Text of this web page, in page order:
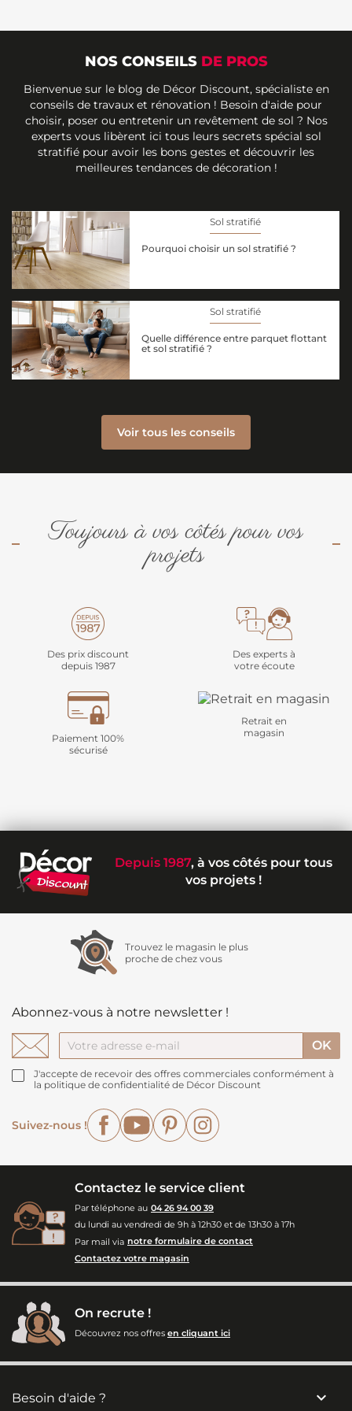
NOS CONSEILS DE PROS
Bienvenue sur le blog de Décor Discount, spécialiste en
conseils de travaux et rénovation ! Besoin d'aide pour
choisir, poser ou entretenir un revêtement de sol ? Nos
experts vous libèrent ici tous leurs secrets spécial sol
stratifié pour avoir les bons gestes et découvrir les
meilleures tendances de décoration !
Sol stratifié
Pourquoi choisir un sol stratifié ?
Sol stratifié
Quelle différence entre parquet flottant
et sol stratifié ?
Voir tous les conseils
Toujours à vos côtés pour vos
projets
Des prix discount
depuis 1987
Des experts à
votre écoute
Paiement 100%
sécurisé
Retrait en
magasin
Depuis 1987, à vos côtés pour tous
vos projets !
Trouvez le magasin le plus
proche de chez vous
Abonnez-vous à notre newsletter !
J'accepte de recevoir des offres commerciales conformément à
la politique de confidentialité de Décor Discount
Suivez-nous !
FacebookYouTubePinterest
Contactez le service client
Par téléphone au 04 26 94 00 39
du lundi au vendredi de 9h à 12h30 et de 13h30 à 17h
Par mail via notre formulaire de contact
Contactez votre magasin
On recrute !
Découvrez nos offres en cliquant ici
Besoin d'aide ? 